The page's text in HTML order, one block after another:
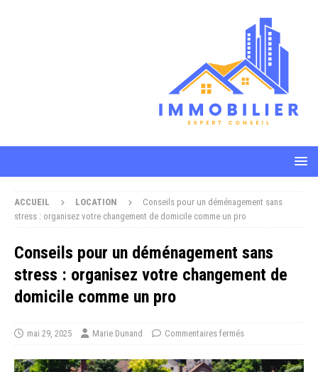
ACCUEIL LOCATION
Conseils pour un déménagement sans
stress : organisez votre changement de domicile comme un pro
Conseils pour un déménagement sans
stress : organisez votre changement de
domicile comme un pro
mai 29, 2025 Marie Dunand Commentaires fermés